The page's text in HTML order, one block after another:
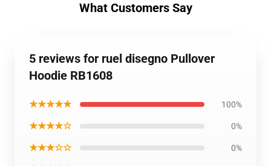
What Customers Say
5 reviews for ruel disegno Pullover
Hoodie RB1608
★★★★★ 100%
★★★★☆ 0%
★★★☆☆ 0%